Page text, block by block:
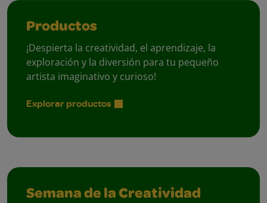
Productos
¡Despierta la creatividad, el aprendizaje, la
exploración y la diversión para tu pequeño
artista imaginativo y curioso!
Explorar productos
Semana de la Creatividad